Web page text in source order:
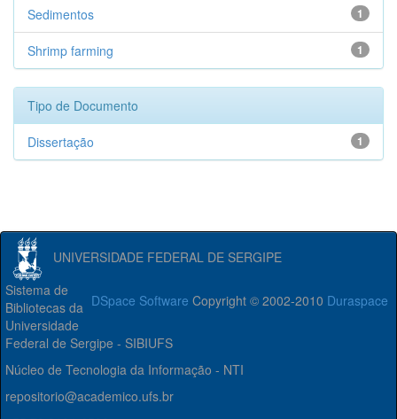
1
Sedimentos
1
Shrimp farming
Tipo de Documento
1
Dissertação
UNIVERSIDADE FEDERAL DE SERGIPE
DSpace Software Copyright © 2002-2010 Duraspace
Sistema de
Bibliotecas da
Universidade
Federal de Sergipe - SIBIUFS
Núcleo de Tecnologia da Informação - NTI
repositorio@academico.ufs.br